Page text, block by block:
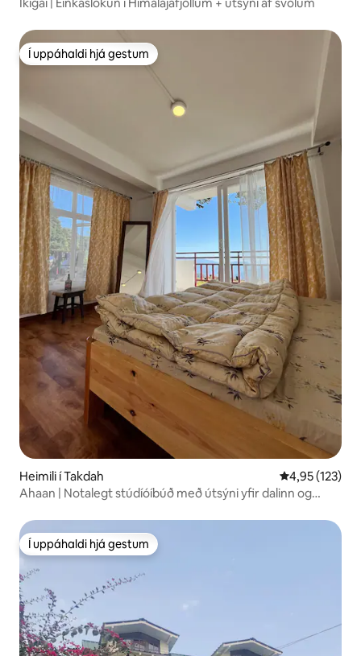
Í uppáhaldi hjá gestum
Í uppáhaldi hjá gestum
Heimili í Takdah 4,95 af 5 í
4,95 (123)
Ahaan | Notalegt stúdíóíbúð með útsýni yfir dalinn og
Í uppáhaldi hjá gestum
Í uppáhaldi hjá gestum